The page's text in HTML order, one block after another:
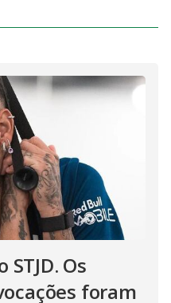
Os
foram